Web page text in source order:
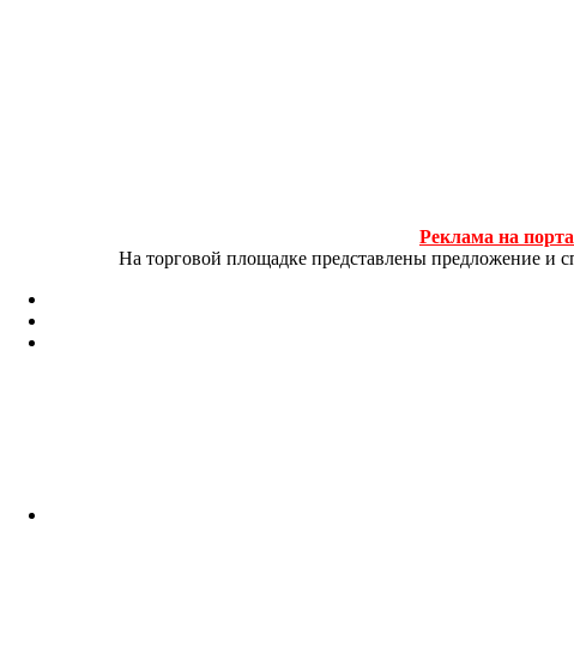
Реклама на
На торговой площадке представлены предложение и